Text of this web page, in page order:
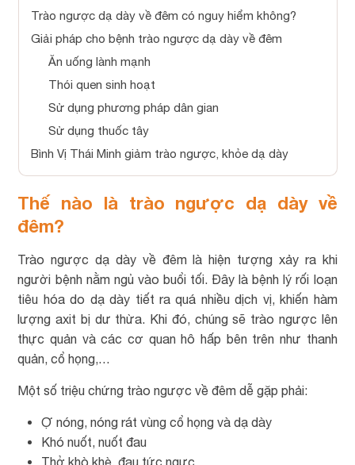
Trào ngược dạ dày về đêm có nguy hiểm không?
Giải pháp cho bệnh trào ngược dạ dày về đêm
Ăn uống lành mạnh
Thói quen sinh hoạt
Sử dụng phương pháp dân gian
Sử dụng thuốc tây
Bình Vị Thái Minh giảm trào ngược, khỏe dạ dày
Thế nào là trào ngược dạ dày về
đêm?
Trào ngược dạ dày về đêm là hiện tượng xảy ra khi
người bệnh nằm ngủ vào buổi tối. Đây là bệnh lý rối loạn
tiêu hóa do dạ dày tiết ra quá nhiều dịch vị, khiến hàm
lượng axit bị dư thừa. Khi đó, chúng sẽ trào ngược lên
thực quản và các cơ quan hô hấp bên trên như thanh
quản, cổ họng,…
Một số triệu chứng trào ngược về đêm dễ gặp phải:
Ợ nóng, nóng rát vùng cổ họng và dạ dày
Khó nuốt, nuốt đau
Thở khò khè, đau tức ngực